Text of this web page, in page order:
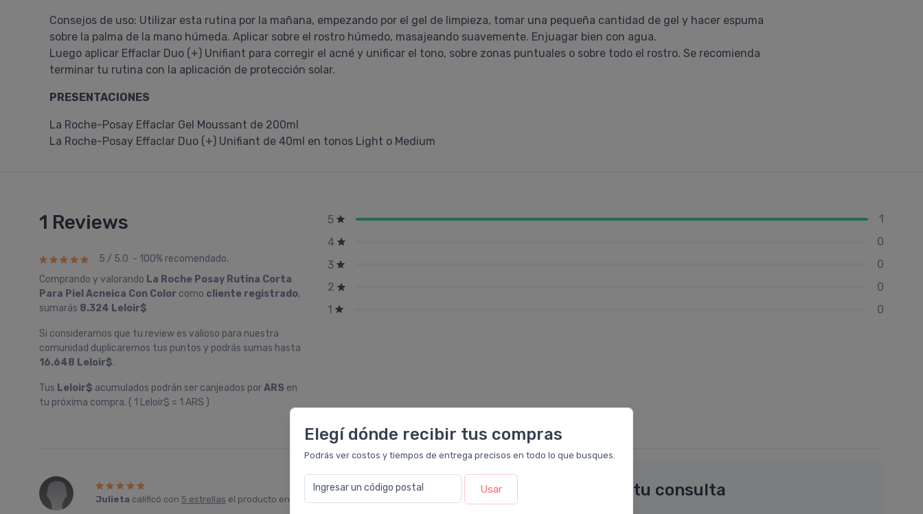
Elegí dónde recibir tus compras
Podrás ver costos y tiempos de entrega precisos en todo lo que busques.
Ingresar un código postal Usar
Consejos de uso: Utilizar esta rutina por la mañana, empezando por el gel de limpieza, tomar una pequeña cantidad de gel y hacer espuma
sobre la palma de la mano húmeda. Aplicar sobre el rostro húmedo, masajeando suavemente. Enjuagar bien con agua.
Luego aplicar Effaclar Duo (+) Unifiant para corregir el acné y unificar el tono, sobre zonas puntuales o sobre todo el rostro. Se recomienda
terminar tu rutina con la aplicación de protección solar.
PRESENTACIONES
La Roche-Posay Effaclar Gel Moussant de 200ml
La Roche-Posay Effaclar Duo (+) Unifiant de 40ml en tonos Light o Medium
1 Reviews
5 / 5.0 - 100% recomendado.
Comprando y valorando La Roche Posay Rutina Corta
Para Piel Acneica Con Color como cliente registrado,
sumarás 8.324 Leloir$
Si consideramos que tu review es valioso para nuestra
comunidad duplicaremos tus puntos y podrás sumas hasta
16.648 Leloir$.
Tus Leloir$ acumulados podrán ser canjeados porARS en
tu próxima compra. ( 1 Leloir$ = 1 ARS )
5
1
4
0
3
0
2
0
1
0
Julieta calificó con 5 estrellas el producto en Farmacia Leloir Déjanos tu consulta